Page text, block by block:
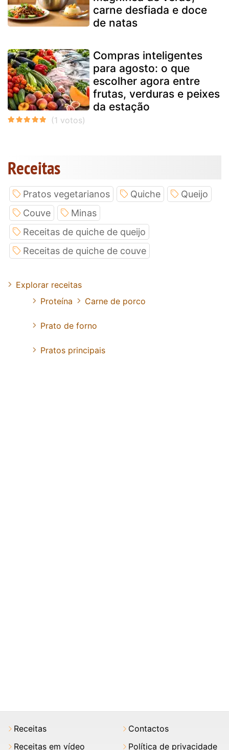
carne desfiada e doce
de natas
Compras inteligentes
para agosto: o que
escolher agora entre
frutas, verduras e peixes
da estação
Receitas
Pratos vegetarianos Quiche
Queijo
Couve
Minas
Receitas de quiche de queijo
Receitas de quiche de couve
Explorar receitas
Proteína
Carne de porco
Prato de forno
Pratos principais
Receitas
Receitas em vídeo
Contactos
Política de privacidade